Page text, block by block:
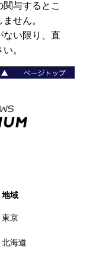
与するとこ
せん。
ない限り、直
。
地域
東京
北海道